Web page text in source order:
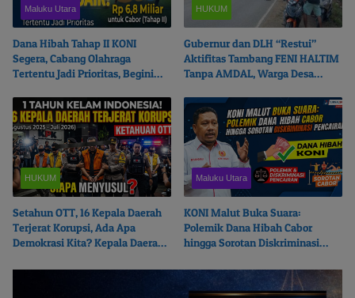
Maluku Utara
Dana Hibah Tahap II KONI
Segera, Cabang Olahraga
Tertentu Jadi Prioritas, Begini
HUKUM
Gubernur dan DLH “Restui”
Aktifitas Tambang FENI HALTIM
Tanpa AMDAL, Warga Desa
HUKUM
Setahun OTT, 16 Kepala Daerah
Terjerat Korupsi, Ada Apa
Demokrasi Kita? Kepala Daerah
Maluku Utara
KONI Malut Buka Suara:
Polemik Dana Hibah Cabor
hingga Sorotan Diskriminasi